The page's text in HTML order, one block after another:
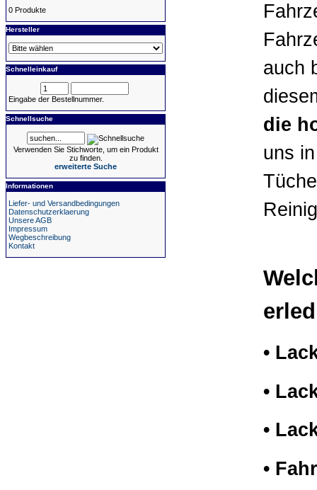
0 Produkte
Hersteller
Schnelleinkauf
Eingabe der Bestellnummer.
Schnellsuche
Verwenden Sie Stichworte, um ein Produkt
zu finden.
erweiterte Suche
Informationen
Liefer- und Versandbedingungen
Datenschutzerklaerung
Unsere AGB
Impressum
Wegbeschreibung
Kontakt
auch
die
uns
•
•
•
•